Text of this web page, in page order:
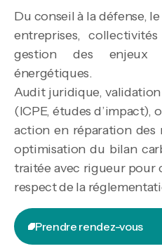
Du conseil à la défense,
entreprises,
gestion des enjeux
énergétiques.
Audit juridique,
(ICPE, études d’impact),
action en réparation des
optimisation du bilan
traitée avec rigueur
respect de la
Prendre rendez-vous
Prendre rendez-vous